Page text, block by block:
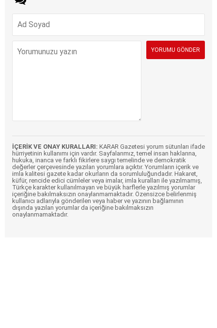
İÇERİK VE ONAY KURALLARI: KARAR Gazetesi yorum sütunları ifade
hürriyetinin kullanımı için vardır. Sayfalarımız, temel insan haklarına,
hukuka, inanca ve farklı fikirlere saygı temelinde ve demokratik
değerler çerçevesinde yazılan yorumlara açıktır. Yorumların içerik ve
imla kalitesi gazete kadar okurların da sorumluluğundadır. Hakaret,
küfür, rencide edici cümleler veya imalar, imla kuralları ile yazılmamış,
Türkçe karakter kullanılmayan ve büyük harflerle yazılmış yorumlar
içeriğine bakılmaksızın onaylanmamaktadır. Özensizce belirlenmiş
kullanıcı adlarıyla gönderilen veya haber ve yazının bağlamının
dışında yazılan yorumlar da içeriğine bakılmaksızın
onaylanmamaktadır.